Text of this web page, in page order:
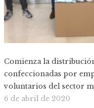
Comienza la
confeccionadas por
voluntarios del sector
6 de abril de 2020